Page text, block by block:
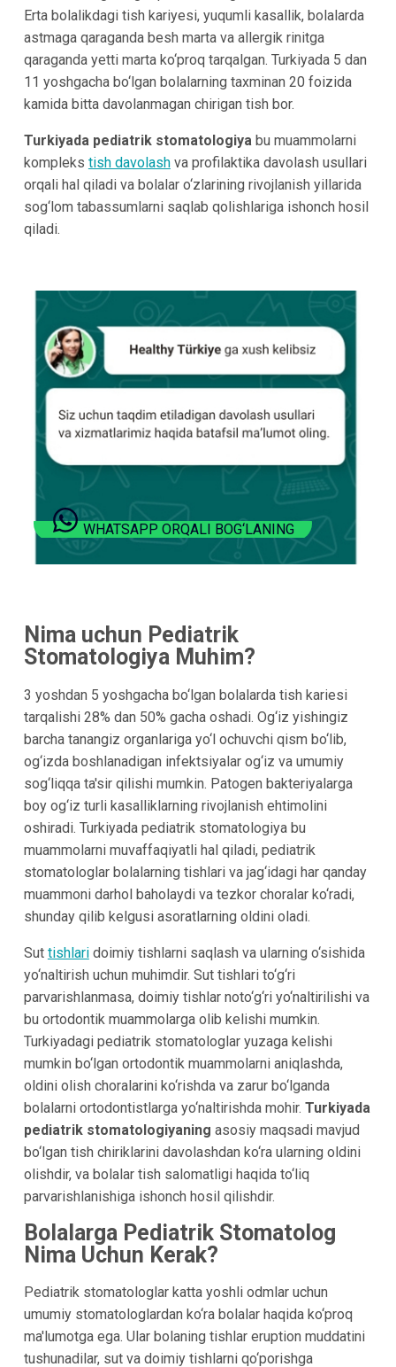
Erta bolalikdagi tish kariyesi, yuqumli kasallik, bolalarda
astmaga qaraganda besh marta va allergik rinitga
qaraganda yetti marta ko‘proq tarqalgan. Turkiyada 5 dan
11 yoshgacha bo‘lgan bolalarning taxminan 20 foizida
kamida bitta davolanmagan chirigan tish bor.
Turkiyada pediatrik stomatologiyabu muammolarni
kompleks tish davolashva profilaktika davolash usullari
orqali hal qiladi va bolalar o‘zlarining rivojlanish yillarida
sog‘lom tabassumlarni saqlab qolishlariga ishonch hosil
qiladi.
WHATSAPP ORQALI BOG‘LANING
Nima uchun Pediatrik
Stomatologiya Muhim?
3 yoshdan 5 yoshgacha bo‘lgan bolalarda tish kariesi
tarqalishi 28% dan 50% gacha oshadi. Og‘iz yishingiz
barcha tanangiz organlariga yo‘l ochuvchi qism bo‘lib,
og‘izda boshlanadigan infektsiyalar og‘iz va umumiy
sog‘liqqa ta'sir qilishi mumkin. Patogen bakteriyalarga
boy og‘iz turli kasalliklarning rivojlanish ehtimolini
oshiradi. Turkiyada pediatrik stomatologiya bu
muammolarni muvaffaqiyatli hal qiladi, pediatrik
stomatologlar bolalarning tishlari va jag‘idagi har qanday
muammoni darhol baholaydi va tezkor choralar ko‘radi,
shunday qilib kelgusi asoratlarning oldini oladi.
Sut tishlaridoimiy tishlarni saqlash va ularning o‘sishida
yo‘naltirish uchun muhimdir. Sut tishlari to‘g‘ri
parvarishlanmasa, doimiy tishlar noto‘g‘ri yo‘naltirilishi va
bu ortodontik muammolarga olib kelishi mumkin.
Turkiyadagi pediatrik stomatologlar yuzaga kelishi
mumkin bo‘lgan ortodontik muammolarni aniqlashda,
oldini olish choralarini ko‘rishda va zarur bo‘lganda
bolalarni ortodontistlarga yo‘naltirishda mohir. Turkiyada
pediatrik stomatologiyaning asosiy maqsadi mavjud
bo‘lgan tish chiriklarini davolashdan ko‘ra ularning oldini
olishdir, va bolalar tish salomatligi haqida to‘liq
parvarishlanishiga ishonch hosil qilishdir.
Bolalarga Pediatrik Stomatolog
Nima Uchun Kerak?
Pediatrik stomatologlar katta yoshli odmlar uchun
umumiy stomatologlardan ko‘ra bolalar haqida ko‘proq
ma'lumotga ega. Ular bolaning tishlar eruption muddatini
tushunadilar, sut va doimiy tishlarni qo‘porishga